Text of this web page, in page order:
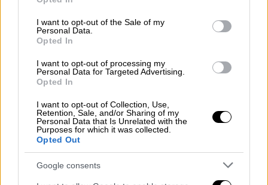
use your data for below specified purposes in below Google
consent section.
I want to opt-out of the Sale of my
Personal Data.
Opted In
I want to opt-out of processing my
Personal Data for Targeted Advertising.
Opted In
I want to opt-out of Collection, Use,
Retention, Sale, and/or Sharing of my
Personal Data that Is Unrelated with the
Purposes for which it was collected.
Opted Out
Google consents
τιμές πώλησης αυξήθηκαν το τρίτο τρίμηνο
κατά 7,4% σε 2.813 ευρώ/τ.μ.
στα
δυτικά προάστια η αύξηση έφτασε το ίδιο
διάστημα στο 9,3%
ευρώ/τ.μ.Στα νότια προάστια η μέση τιμή
ενοικίασης διαμορφώνεται σε 10,2 ευρώ/
στα δυτικά προάστια σε 6,95 ευρώ/τ.μ., από
6,63 ευρώ.
Κέντρο: Ηπιότερες - Στα ύψη τα
ενοίκια στον Πειραιά